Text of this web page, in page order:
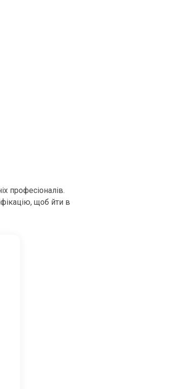
професіоналів.
щоб йти в